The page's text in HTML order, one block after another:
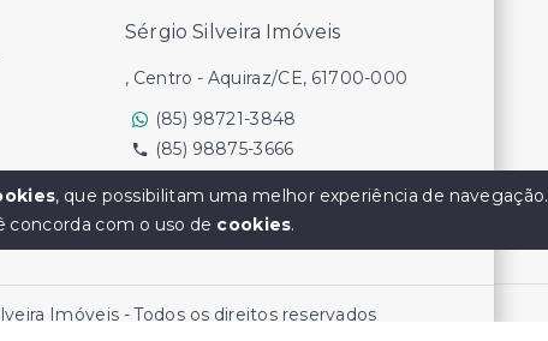
Sérgio Silveira Imóveis
, Centro - Aquiraz/CE, 61700-000
(85) 98721-3848
(85) 98875-3666
Imóveis - Todos os direitos reservados
, que possibilitam uma melhor experiência de navegação.
concorda com o uso de cookies.